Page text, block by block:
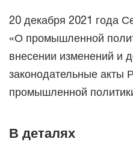
20 декабря 2021 года
«О промышленной
внесении изменений и
законодательные акты
промышленной
В деталях